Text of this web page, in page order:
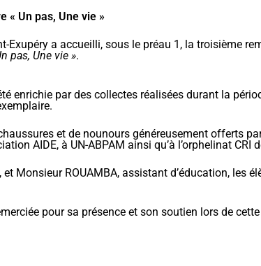
« Un pas, Une vie »
Exupéry a accueilli, sous le préau 1, la troisième
pas, Une vie ».
enrichie par des collectes réalisées durant la
et de nounours généreusement offerts
AIDE, à UN-ABPAM ainsi qu’à l’orphelinat CRI
et Monsieur ROUAMBA, assistant d’éducation, les
pour sa présence et son soutien lors de